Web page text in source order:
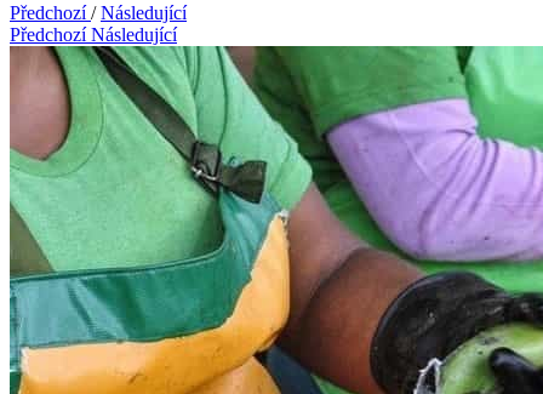
Předchozí / Následující
Předchozí Následující